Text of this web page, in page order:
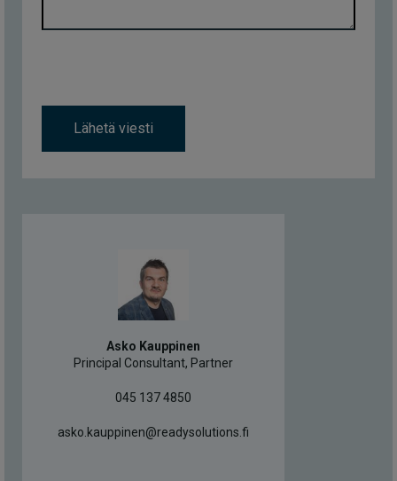
Lähetä viesti
Asko Kauppinen
Principal Consultant, Partner
045 137 4850
asko.kauppinen@readysolutions.fi